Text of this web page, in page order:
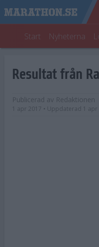
Start Nyheterna
Resultat från
Publicerad av Redaktionen
1 apr 2017 • Uppdaterad 1